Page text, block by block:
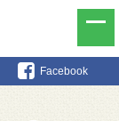
Facebook